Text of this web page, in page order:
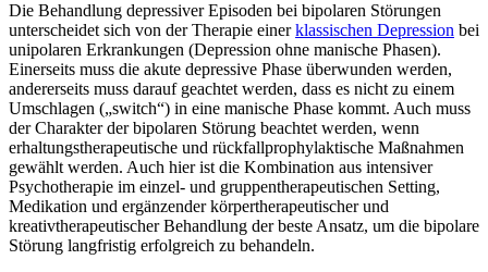
Die Behandlung depressiver Episoden bei bipolaren Störungen
unterscheidet sich von der Therapie einerklassischen Depression bei
unipolaren Erkrankungen (Depression ohne manische Phasen).
Einerseits muss die akute depressive Phase überwunden werden,
andererseits muss darauf geachtet werden, dass es nicht zu einem
Umschlagen („switch“) in eine manische Phase kommt. Auch muss
der Charakter der bipolaren Störung beachtet werden, wenn
erhaltungstherapeutische und rückfallprophylaktische Maßnahmen
gewählt werden. Auch hier ist die Kombination aus intensiver
Psychotherapie im einzel- und gruppentherapeutischen Setting,
Medikation und ergänzender körpertherapeutischer und
kreativtherapeutischer Behandlung der beste Ansatz, um die bipolare
Störung langfristig erfolgreich zu behandeln.